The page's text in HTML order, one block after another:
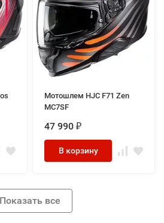
Мотошлем HJC F71 Zen
MC7SF
47 990 ₽
В корзину
Показать все